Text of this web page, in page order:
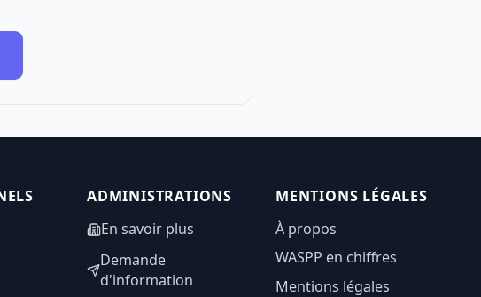
ADMINISTRATIONS
En savoir plus
Demande
d'information
MENTIONS LÉGALES
À propos
WASPP en chiffres
Mentions légales